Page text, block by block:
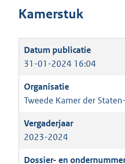
Kamerstuk
31-01-2024 16:04
Tweede Kamer der
2023-2024